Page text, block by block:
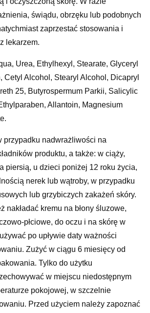
świądu, obrzęku lub podobnych
zaprzestać stosowania i
lekarzem.
Urea, Ethylhexyl, Stearate, Glyceryl
Cetyl Alcohol, Stearyl Alcohol, Dicapryl
25, Butyrospermum Parkii, Salicylic
Allantoin, Magnesium
przypadku nadwrażliwości na
produktu, a także: w ciąży,
piersią, u dzieci poniżej 12 roku życia,
nerek lub wątroby, w przypadku
lub grzybiczych zakażeń skóry.
nakładać kremu na błony śluzowe,
płciowe, do oczu i na skórę w
po upływie daty ważności
Zużyć w ciągu 6 miesięcy od
Tylko do użytku
w miejscu niedostępnym
pokojowej, w szczelnie
Przed użyciem należy zapoznać